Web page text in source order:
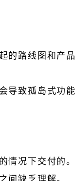
的路线图和产
导致孤岛式功
情况下交付的